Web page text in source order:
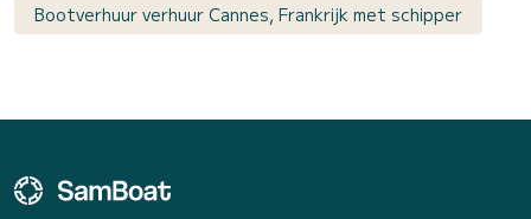
Bootverhuur verhuur Cannes, Frankrijk met schipper